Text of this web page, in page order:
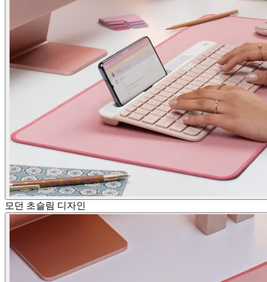
모던 초슬림 디자인